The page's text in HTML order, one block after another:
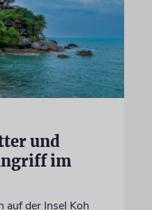
und
im
auf der Insel Koh